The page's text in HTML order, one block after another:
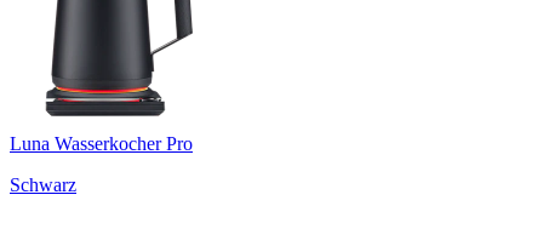
Luna Wasserkocher Pro
Schwarz